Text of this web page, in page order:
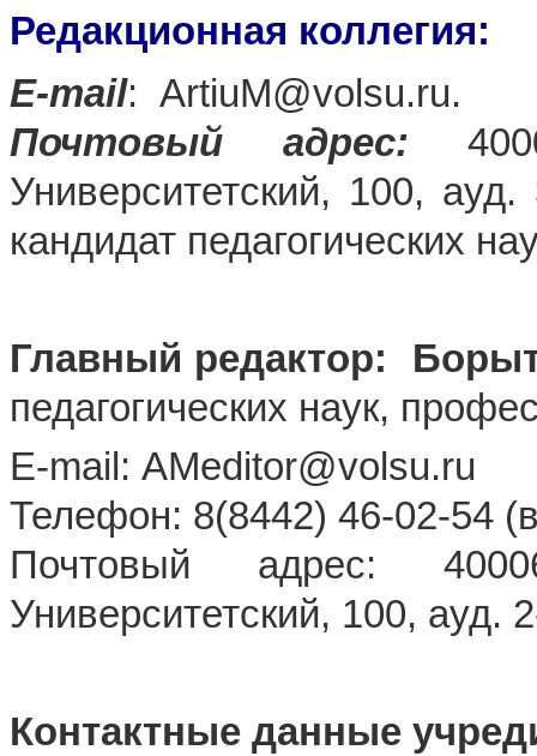
Редакционная коллегия:
E-mail: ArtiuM@volsu.ru.
Почтовый адрес:
Университетский, 100,
кандидат педагогических
Главный редактор:
педагогических наук,
E-mail: AMeditor@volsu.ru
Телефон: 8(8442) 46-02-54
Почтовый адрес:
Университетский, 100, ауд.
Контактные данные